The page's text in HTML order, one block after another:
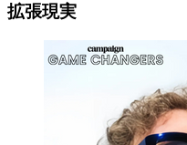
拡張現実